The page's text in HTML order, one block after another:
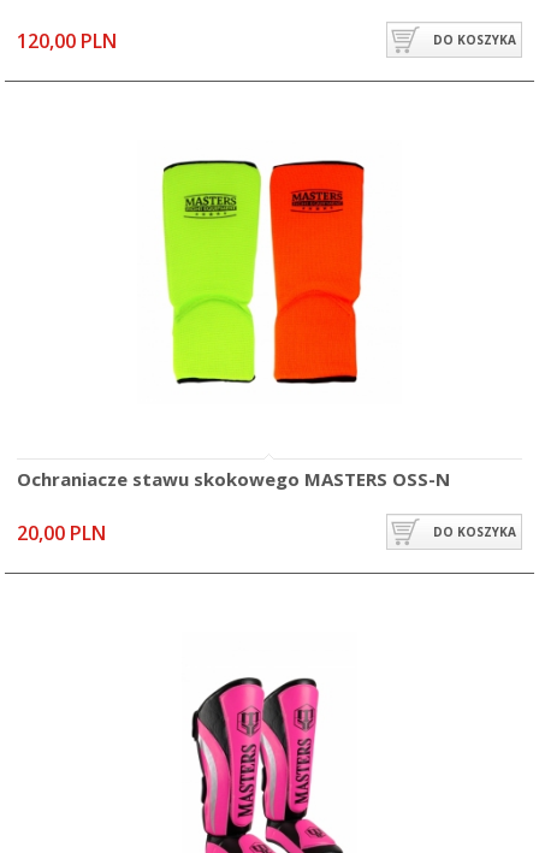
120,00 PLN DO KOSZYKA
Ochraniacze stawu skokowego MASTERS OSS-N
20,00 PLN DO KOSZYKA